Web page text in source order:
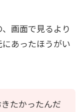
画面で見るより
あったほうがい
たかったんだ